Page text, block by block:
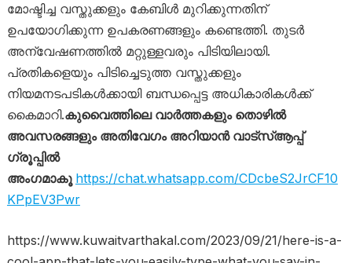
മോഷ്ടിച്ച വസ്തുക്കളും കേബിൾ മുറിക്കുന്നതിന്
ഉപയോഗിക്കുന്ന ഉപകരണങ്ങളും കണ്ടെത്തി. തുടർ
അന്വേഷണത്തിൽ മറ്റുള്ളവരും പിടിയിലായി.
പ്രതികളെയും പിടിച്ചെടുത്ത വസ്തുക്കളും
നിയമനടപടികൾക്കായി ബന്ധപ്പെട്ട അധികാരികൾക്ക്
കൈമാറി.കുവൈത്തിലെ വാർത്തകളും തൊഴിൽ
അവസരങ്ങളും അതിവേഗം അറിയാൻ വാട്സ്ആപ്പ്
ഗ്രൂപ്പിൽ
അംഗമാകൂ https://chat.whatsapp.com/CDcbeS2JrCF10
KPpEV3Pwr
https://www.kuwaitvarthakal.com/2023/09/21/here-is-a-